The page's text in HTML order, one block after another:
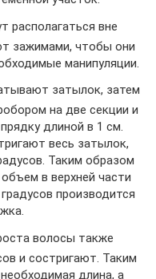
располагаться вне
зажимами, чтобы они
манипуляции.
затылок, затем
на две секции и
длиной в 1 см.
весь затылок,
Таким образом
в верхней части
производится
волосы также
и состригают. Таким
длина, а